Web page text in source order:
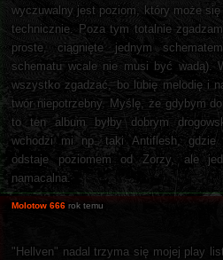
wyczuwalny jest poziom, który może
technicznie. Poza tym totalnie
proste, ciągnięte jednym
schematu wcale nie musi być wadą).
wszystko zgadzać, bo lubię melodię i
twór niepotrzebny. Myślę, że gdybym
to ten album byłby dobrym
wchodzi mi np. taki Antiflesh, gdzie
odstaje poziomem od Zorzy, ale
namacalna.
Molotow 666 rok temu
"Hellven" nadal trzyma się mojej play